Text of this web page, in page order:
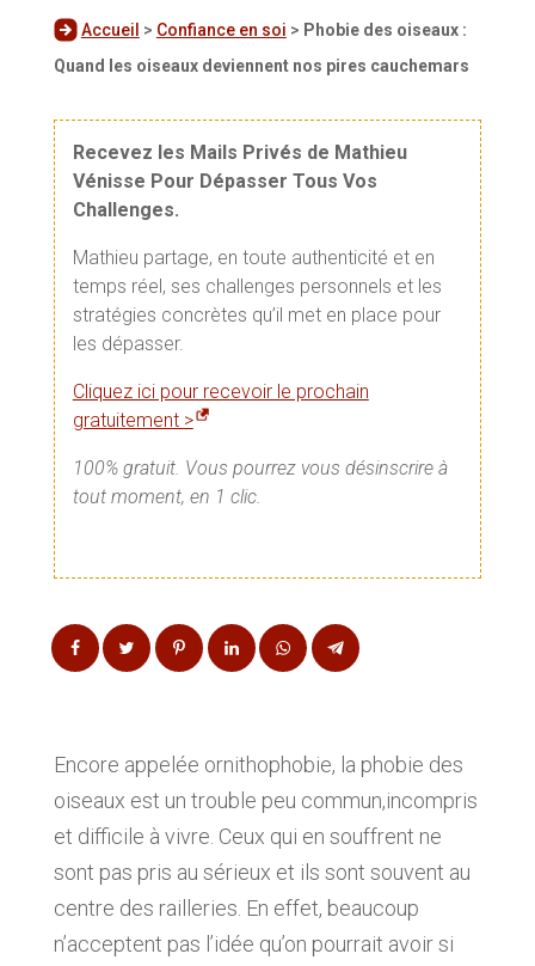
Accueil > Confiance en soi > Phobie des oiseaux :
Quand les oiseaux deviennent nos pires cauchemars
Recevez les Mails Privés de Mathieu
Vénisse Pour Dépasser Tous Vos
Challenges.
Mathieu partage, en toute authenticité et en
temps réel, ses challenges personnels et les
stratégies concrètes qu’il met en place pour
les dépasser.
Cliquez ici pour recevoir le prochain
gratuitement >
100% gratuit. Vous pourrez vous désinscrire à
tout moment, en 1 clic.
Encore appelée ornithophobie, la phobie des
oiseaux est un trouble peu commun,incompris
et difficile à vivre. Ceux qui en souffrent ne
sont pas pris au sérieux et ils sont souvent au
centre des railleries. En effet, beaucoup
n’acceptent pas l’idée qu’on pourrait avoir si